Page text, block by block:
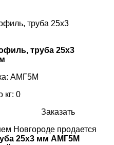
труба 25х3
АМГ5М
кг: 0
Заказать
Новгороде продается
25х3 мм АМГ5М